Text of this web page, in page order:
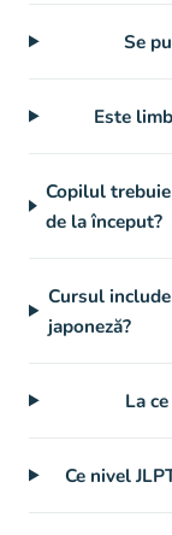
Se
Este
Copilul
de la început?
Cursul
japoneză?
La
Ce nivel